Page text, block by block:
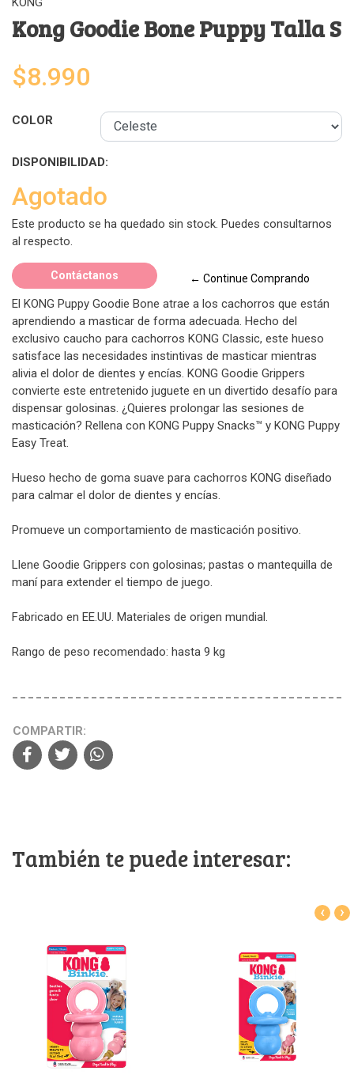
Kong Goodie Bone Puppy Talla S
$8.990
COLOR
DISPONIBILIDAD:
Agotado
Este producto se ha quedado sin stock. Puedes consultarnos
al respecto.
Contáctanos ← Continue Comprando
El KONG Puppy Goodie Bone atrae a los cachorros que están
aprendiendo a masticar de forma adecuada. Hecho del
exclusivo caucho para cachorros KONG Classic, este hueso
satisface las necesidades instintivas de masticar mientras
alivia el dolor de dientes y encías. KONG Goodie Grippers
convierte este entretenido juguete en un divertido desafío para
dispensar golosinas. ¿Quieres prolongar las sesiones de
masticación? Rellena con KONG Puppy Snacks™ y KONG Puppy
Easy Treat.
Hueso hecho de goma suave para cachorros KONG diseñado
para calmar el dolor de dientes y encías.
Promueve un comportamiento de masticación positivo.
Llene Goodie Grippers con golosinas; pastas o mantequilla de
maní para extender el tiempo de juego.
Fabricado en EE.UU. Materiales de origen mundial.
Rango de peso recomendado: hasta 9 kg
COMPARTIR:
También te puede interesar:
‹ ›